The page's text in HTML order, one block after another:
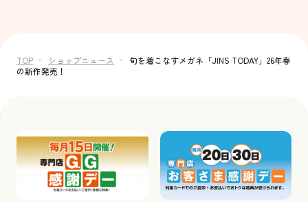
TOP ショップニュース
旬を着こなすメガネ「JINS TODAY」26年春
の新作発売！